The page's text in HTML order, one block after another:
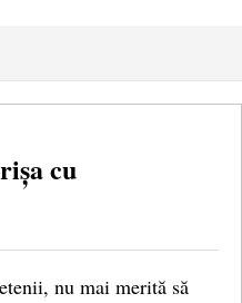
cu
nu mai merită să